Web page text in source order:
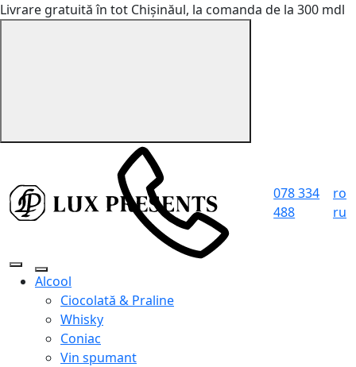
Livrare gratuită în tot Chișinăul, la comanda de la 300 mdl
078 334
488
ro
ru
Alcool
Ciocolată & Praline
Whisky
Coniac
Vin spumant